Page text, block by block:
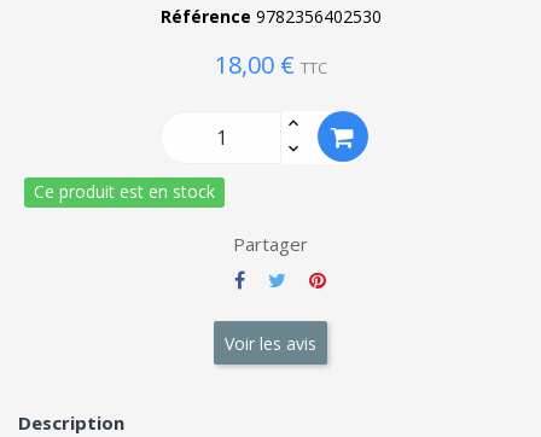
Référence 9782356402530
18,00 € TTC
Ce produit est en stock
Partager
Voir les avis
Description